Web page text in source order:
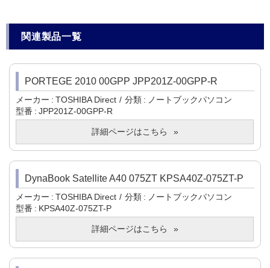
関連製品一覧
PORTEGE 2010 00GPP JPP201Z-00GPP-R
メーカー TOSHIBA Direct 分類
ノートブックパソコン
型番
JPP201Z-00GPP-R
詳細ページはこちら
DynaBook Satellite A40 075ZT KPSA40Z-075ZT-P
メーカー TOSHIBA Direct 分類
ノートブックパソコン
型番
KPSA40Z-075ZT-P
詳細ページはこちら